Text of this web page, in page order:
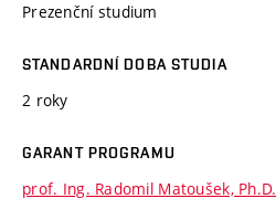
Prezenční studium
STANDARDNÍ DOBA STUDIA
2 roky
GARANT PROGRAMU
prof. Ing. Radomil Matoušek, Ph.D.